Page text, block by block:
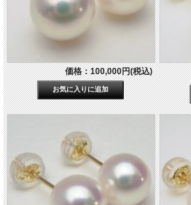
価格：100,000円(税込)